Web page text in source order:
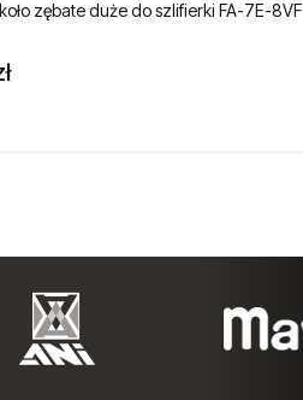
zębate duże do szlifierki FA-7E-8VF